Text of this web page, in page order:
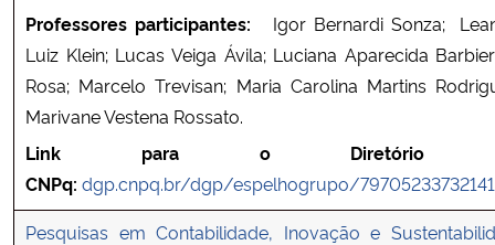
Professores participantes: Igor Bernardi Sonza;
Luiz Klein; Lucas Veiga Ávila; Luciana Aparecida
Rosa; Marcelo Trevisan; Maria Carolina Martins
Marivane Vestena Rossato.
Link para o Diretório
CNPq: dgp.cnpq.br/dgp/espelhogrupo/
Pesquisas em Contabilidade, Inovação e